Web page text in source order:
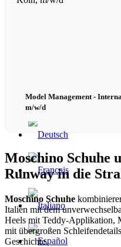
Model Management -
m/w/d
Moschino Schuhe
Runway in die
Moschino Schuhe
Italien mit dem
Heels mit Teddy-Applikation,
mit übergroßen
Geschichte.